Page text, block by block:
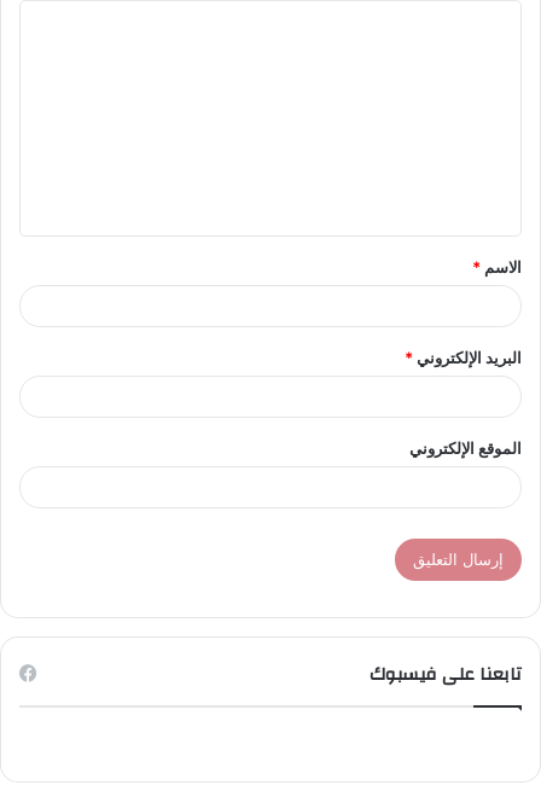
ق
*
الاسم *
البريد الإلكتروني*
الموقع الإلكتروني
تابعنا على فيسبوك